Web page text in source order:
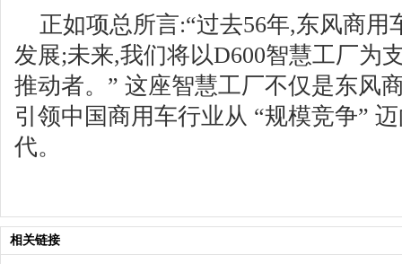
正如项总所言:“过去56年,东风商
发展;未来,我们将以D600智慧工厂为
推动者。” 这座智慧工厂不仅是东风
引领中国商用车行业从 “规模竞争”
代。
相关链接